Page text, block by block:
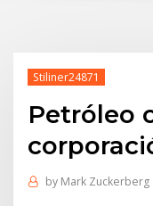
Stiliner24871
Petróleo
by Mark Zuckerberg